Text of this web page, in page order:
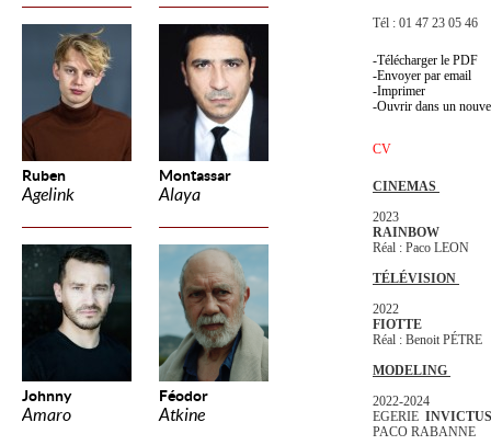
Ruben
Agelink
Montassar
Alaya
Johnny
Amaro
Féodor
Atkine
Tél : 01 47 23 05 46
Télécharger le PDF
Envoyer par email
Imprimer
Ouvrir dans un
CV
CINEMAS
2023
RAINBOW
Réal : Paco LEON
TÉLÉVISION
2022
FIOTTE
Réal : Benoit PÉTRE
MODELING
2022-2024
EGERIE
PACO RABANNE